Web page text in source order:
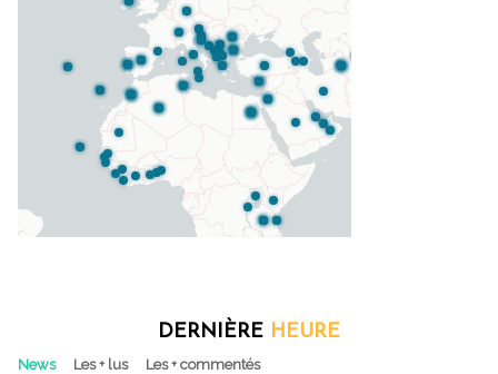
DERNIÈRE HEURE
News Les + lus Les + commentés